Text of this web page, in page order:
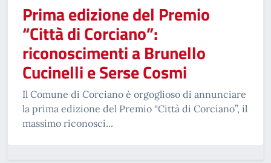
Prima edizione del Premio
“Città di Corciano”:
riconoscimenti a Brunello
Cucinelli e Serse Cosmi
Il Comune di Corciano è orgoglioso di annunciare
la prima edizione del Premio “Città di Corciano”, il
massimo riconosci...